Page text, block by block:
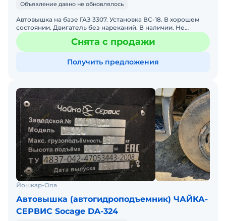
Объявление давно не обновлялось
Автовышка на базе ГАЗ 3307. Установка ВС-18. В хорошем
состоянии. Двигатель без нареканий. В наличии. Не
требует вложений. Готова к эксплуатации. Торг. Подробно
Снята с продажи
Получить предложения
Йошкар-Ола
Автовышка (автогидроподъемник) ЧАЙКА-
СЕРВИС Socage DA-324